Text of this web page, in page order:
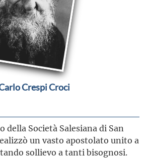
Crespi Croci
della Società Salesiana di San
un vasto apostolato unito a
sollievo a tanti bisognosi.